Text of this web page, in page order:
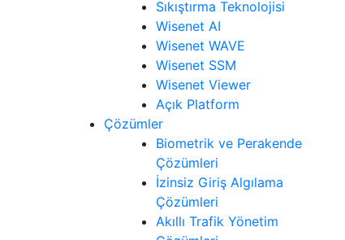
Sıkıştırma Teknolojisi
Wisenet AI
Wisenet WAVE
Wisenet SSM
Wisenet Viewer
Açık Platform
Çözümler
Biometrik ve Perakende
Çözümleri
İzinsiz Giriş Algılama
Çözümleri
Akıllı Trafik Yönetim